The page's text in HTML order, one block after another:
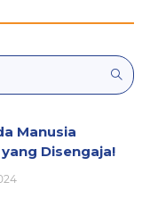
Manusia
Disengaja!